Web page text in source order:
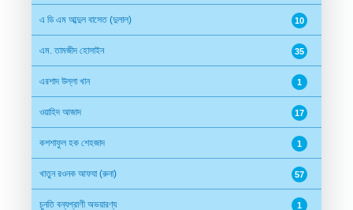
এ ডি এম আব্দুল বাসেত (দুলাল) 10
এম. তামজীদ হোসাইন 35
এরশাদ উল্লা খান 1
ওয়াহিদ আজাদ 17
কশশাফুল হক শেহজাদ 1
খাতুন রওনক আফযা (রুনা) 57
চুনতি বন্যপ্রাণী অভয়ারণ্য 1